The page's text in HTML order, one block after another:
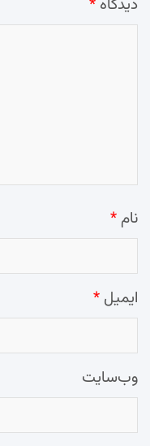
دیدگاه *
نام *
ایمیل *
وب‌سایت